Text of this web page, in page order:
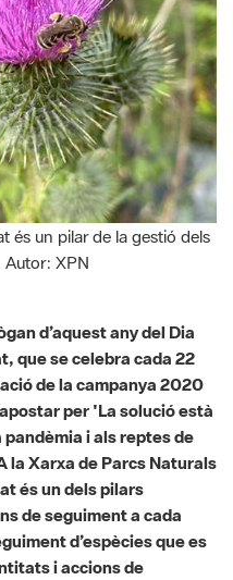
és un pilar de la gestió dels
Autor: XPN
d’aquest any del Dia
que se celebra cada 22
de la campanya 2020
per 'La solució està
i als reptes de
la Xarxa de Parcs Naturals
és un dels pilars
de seguiment a cada
d’espècies que es
i accions de